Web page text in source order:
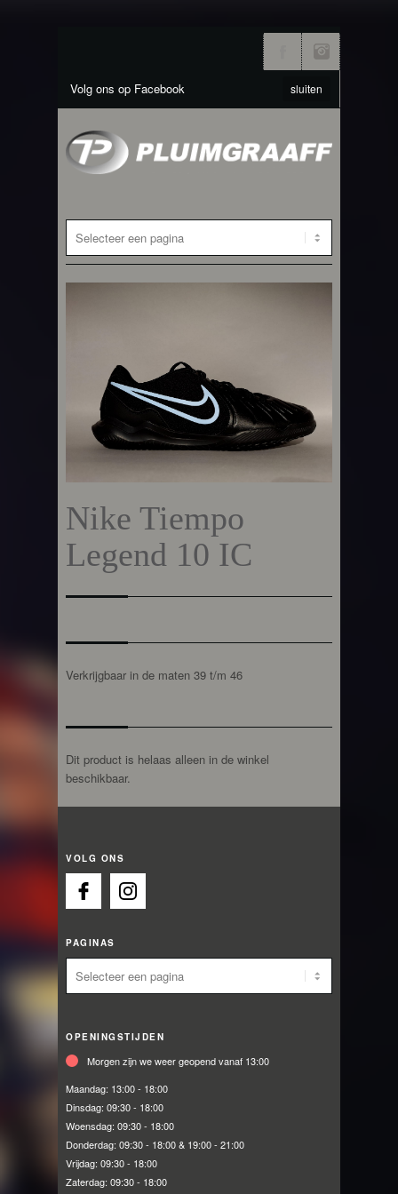
Volg ons op Facebook sluiten
Nike Tiempo
Legend 10 IC
Verkrijgbaar in de maten 39 t/m 46
Dit product is helaas alleen in de winkel
beschikbaar.
VOLG ONS
PAGINAS
OPENINGSTIJDEN
Morgen zijn we weer geopend vanaf 13:00
Maandag: 13:00 - 18:00
Dinsdag: 09:30 - 18:00
Woensdag: 09:30 - 18:00
Donderdag: 09:30 - 18:00 & 19:00 - 21:00
Vrijdag: 09:30 - 18:00
Zaterdag: 09:30 - 18:00